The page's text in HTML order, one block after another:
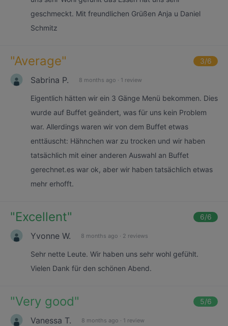
geschmeckt. Mit freundlichen Grüßen Anja u Daniel
Schmitz
"Average" 3/6
Sabrina P. 8 months ago · 1 review
Eigentlich hätten wir ein 3 Gänge Menü bekommen. Dies
wurde auf Buffet geändert, was für uns kein Problem
war. Allerdings waren wir von dem Buffet etwas
enttäuscht: Hähnchen war zu trocken und wir haben
tatsächlich mit einer anderen Auswahl an Buffet
gerechnet.es war ok, aber wir haben tatsächlich etwas
mehr erhofft.
"Excellent" 6/6
Yvonne W. 8 months ago · 2 reviews
Sehr nette Leute. Wir haben uns sehr wohl gefühlt.
Vielen Dank für den schönen Abend.
"Very good" 5/6
Vanessa T. 8 months ago · 1 review